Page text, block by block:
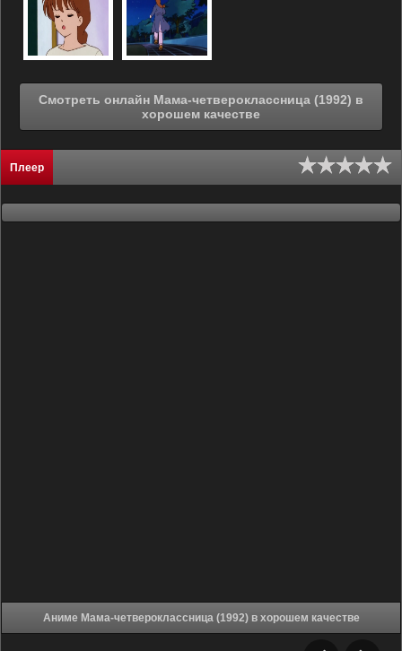
Смотреть онлайн Мама-четвероклассница (1992) в
хорошем качестве
Плеер
Аниме Мама-четвероклассница (1992) в хорошем качестве